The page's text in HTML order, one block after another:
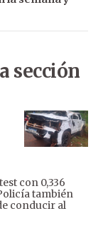
sección
con 0,336
también
conducir al